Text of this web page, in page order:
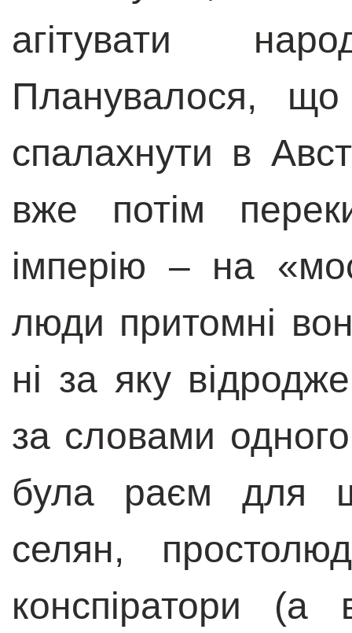
агітувати
Планувалося,
спалахнути в
вже потім
імперію – на
люди притомні
ні за яку
за словами одного
була раєм для
селян,
конспіратори